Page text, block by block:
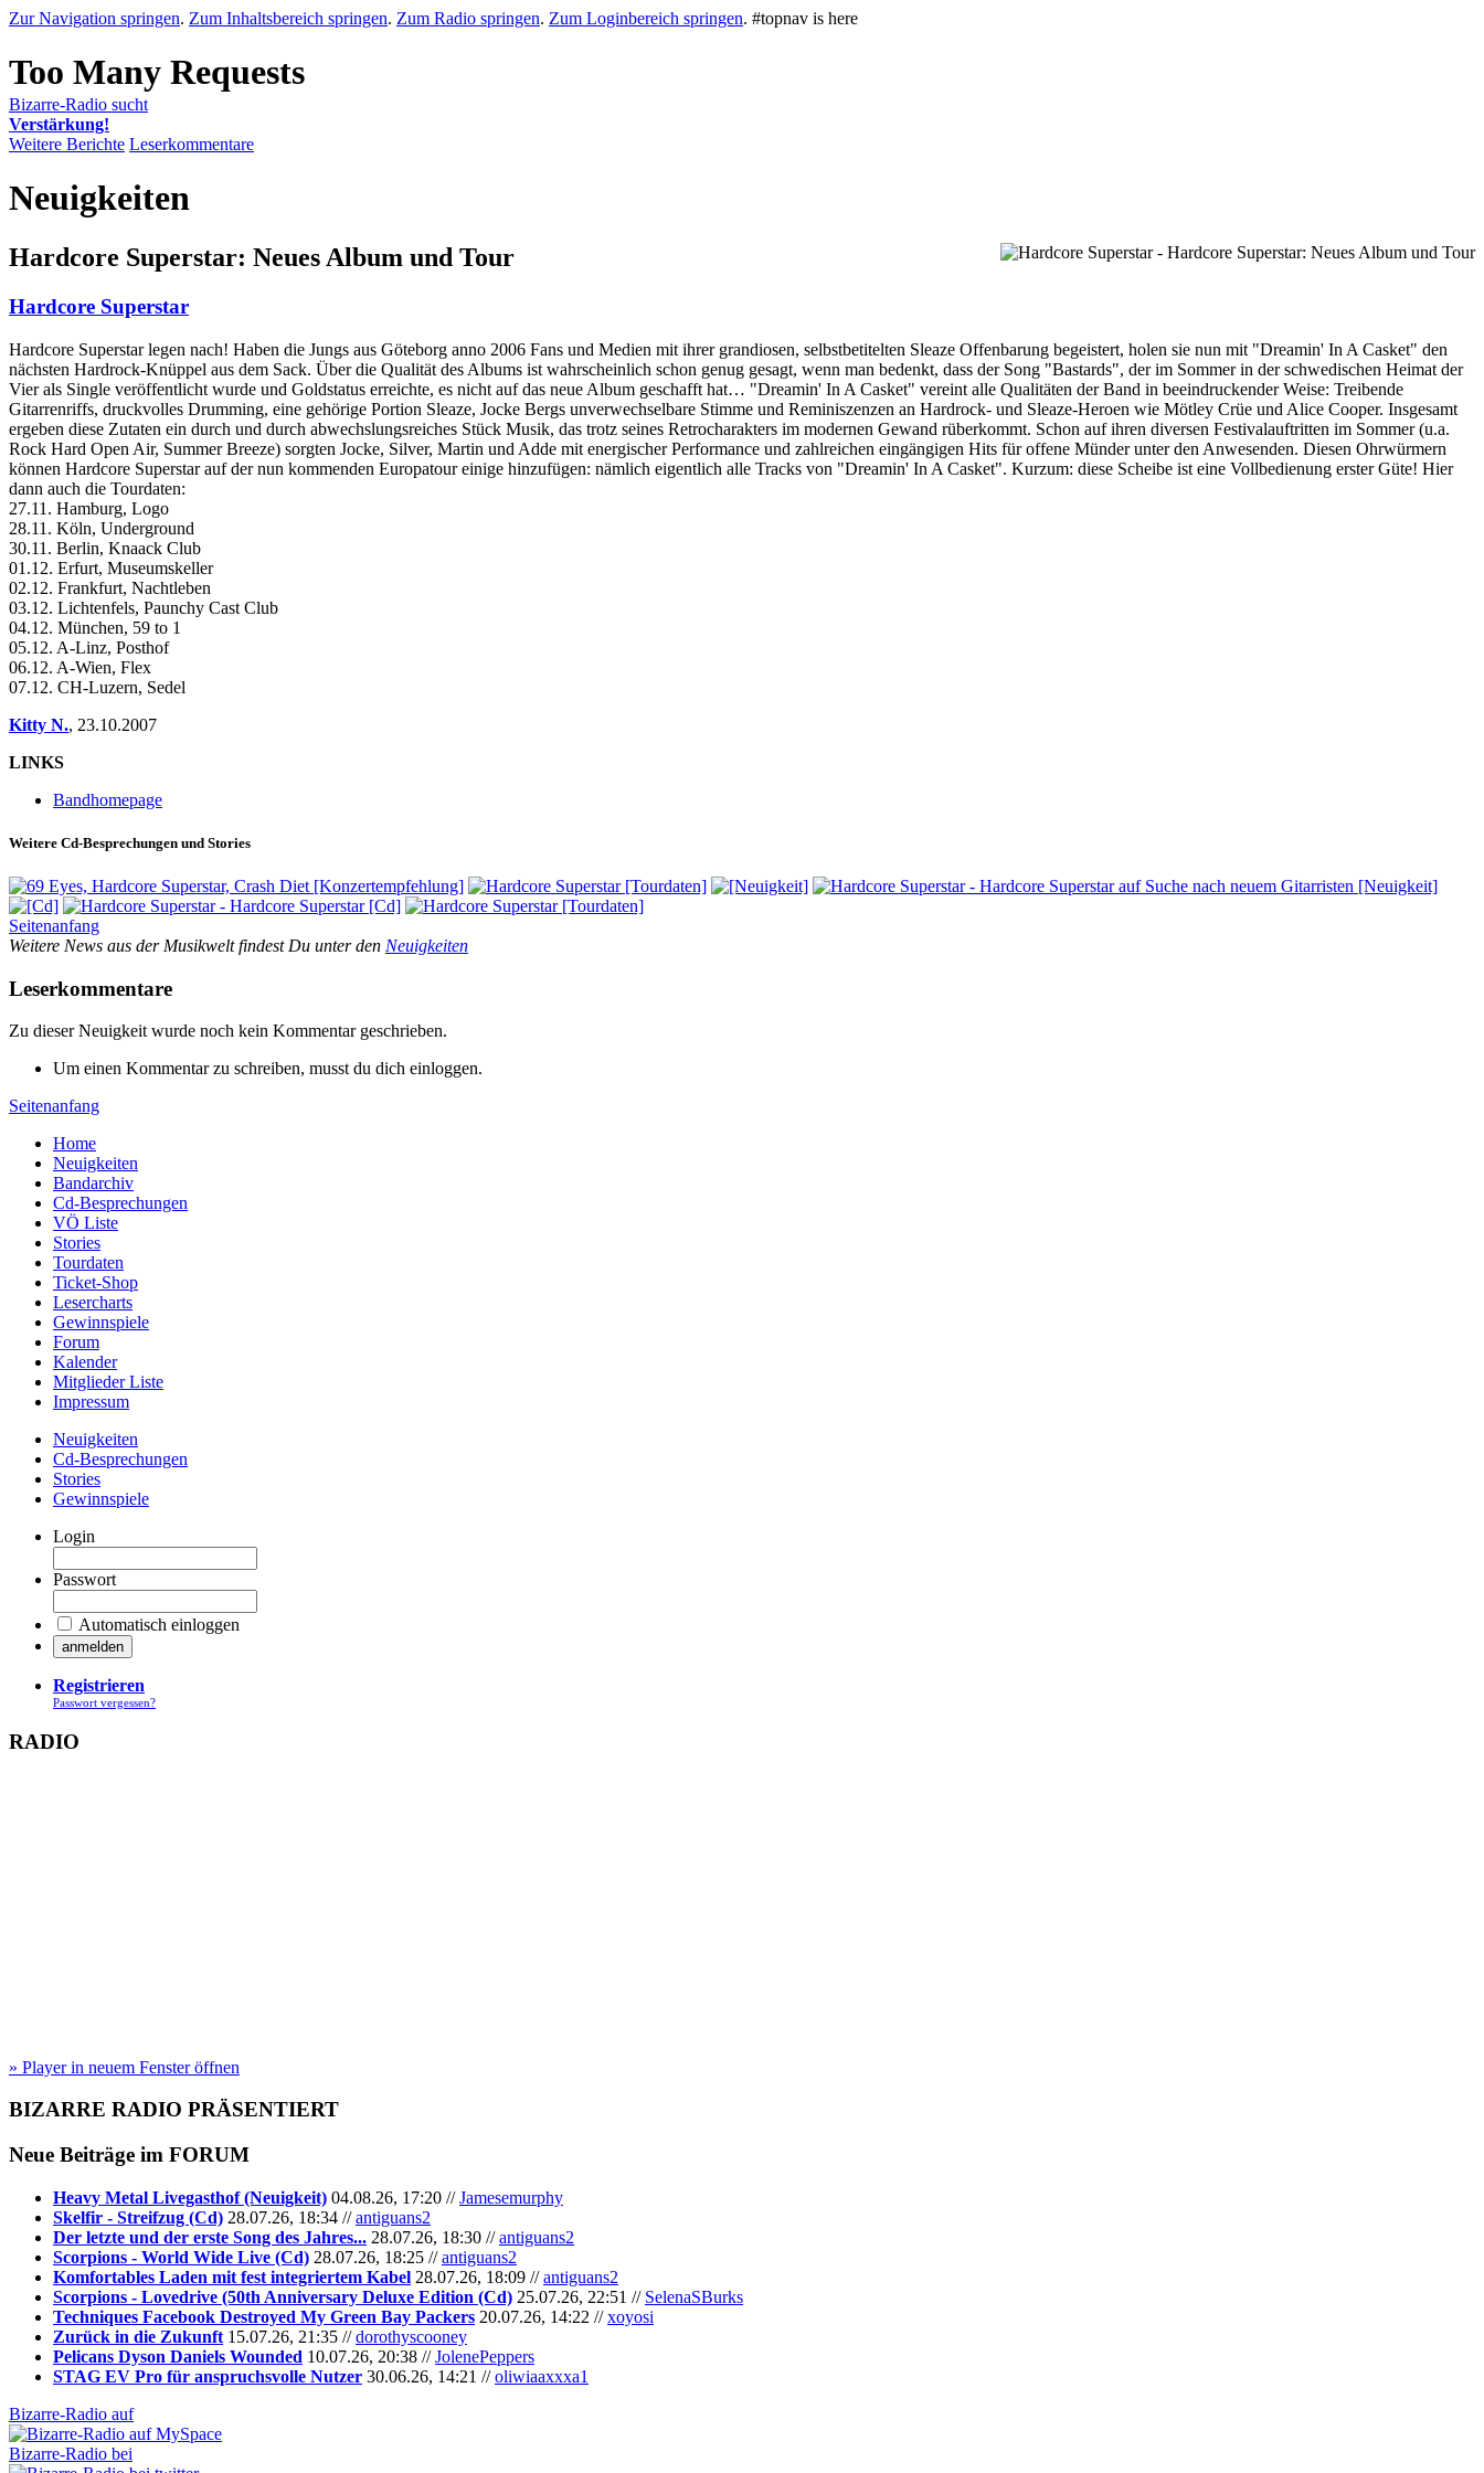
Zur Navigation springen. Zum Inhaltsbereich springen. Zum Radio springen. Zum Loginbereich springen. #topnav is here
Bizarre-Radio sucht
Verstärkung!
Weitere Berichte Leserkommentare
Neuigkeiten
Hardcore Superstar: Neues Album und Tour
Hardcore Superstar
Hardcore Superstar legen nach! Haben die Jungs aus Göteborg anno 2006 Fans und Medien mit ihrer grandiosen, selbstbetitelten Sleaze Offenbarung begeistert, holen sie nun mit "Dreamin' In A Casket" den
nächsten Hardrock-Knüppel aus dem Sack. Über die Qualität des Albums ist wahrscheinlich schon genug gesagt, wenn man bedenkt, dass der Song "Bastards", der im Sommer in der schwedischen Heimat der
Vier als Single veröffentlicht wurde und Goldstatus erreichte, es nicht auf das neue Album geschafft hat… "Dreamin' In A Casket" vereint alle Qualitäten der Band in beeindruckender Weise: Treibende
Gitarrenriffs, druckvolles Drumming, eine gehörige Portion Sleaze, Jocke Bergs unverwechselbare Stimme und Reminiszenzen an Hardrock- und Sleaze-Heroen wie Mötley Crüe und Alice Cooper. Insgesamt
ergeben diese Zutaten ein durch und durch abwechslungsreiches Stück Musik, das trotz seines Retrocharakters im modernen Gewand rüberkommt. Schon auf ihren diversen Festivalauftritten im Sommer (u.a.
Rock Hard Open Air, Summer Breeze) sorgten Jocke, Silver, Martin und Adde mit energischer Performance und zahlreichen eingängigen Hits für offene Münder unter den Anwesenden. Diesen Ohrwürmern
können Hardcore Superstar auf der nun kommenden Europatour einige hinzufügen: nämlich eigentlich alle Tracks von "Dreamin' In A Casket". Kurzum: diese Scheibe ist eine Vollbedienung erster Güte! Hier
dann auch die Tourdaten:
27.11. Hamburg, Logo
28.11. Köln, Underground
30.11. Berlin, Knaack Club
01.12. Erfurt, Museumskeller
02.12. Frankfurt, Nachtleben
03.12. Lichtenfels, Paunchy Cast Club
04.12. München, 59 to 1
05.12. A-Linz, Posthof
06.12. A-Wien, Flex
07.12. CH-Luzern, Sedel
Kitty N., 23.10.2007
LINKS
Bandhomepage
Weitere Cd-Besprechungen und Stories
Seitenanfang
Weitere News aus der Musikwelt findest Du unter den Neuigkeiten
Leserkommentare
Zu dieser Neuigkeit wurde noch kein Kommentar geschrieben.
Um einen Kommentar zu schreiben, musst du dich einloggen.
Seitenanfang
Home
Neuigkeiten
Bandarchiv
Cd-Besprechungen
VÖ Liste
Stories
Tourdaten
Ticket-Shop
Lesercharts
Gewinnspiele
Forum
Kalender
Mitglieder Liste
Impressum
Neuigkeiten
Cd-Besprechungen
Stories
Gewinnspiele
Login
Passwort
Automatisch einloggen
Registrieren
Passwort vergessen?
RADIO
» Player in neuem Fenster öffnen
BIZARRE RADIO PRÄSENTIERT
Neue Beiträge im FORUM
Heavy Metal Livegasthof (Neuigkeit) 04.08.26, 17:20 //Jamesemurphy
Skelfir - Streifzug (Cd) 28.07.26, 18:34 //antiguans2
Der letzte und der erste Song des Jahres... 28.07.26, 18:30 //antiguans2
Scorpions - World Wide Live (Cd) 28.07.26, 18:25 //antiguans2
Komfortables Laden mit fest integriertem Kabel 28.07.26, 18:09 //antiguans2
Scorpions - Lovedrive (50th Anniversary Deluxe Edition (Cd) 25.07.26, 22:51 // SelenaSBurks
Techniques Facebook Destroyed My Green Bay Packers 20.07.26, 14:22 //xoyosi
Zurück in die Zukunft 15.07.26, 21:35 //dorothyscooney
Pelicans Dyson Daniels Wounded 10.07.26, 20:38 //JolenePeppers
STAG EV Pro für anspruchsvolle Nutzer 30.06.26, 14:21 //oliwiaaxxxa1
Bizarre-Radio auf
Bizarre-Radio bei